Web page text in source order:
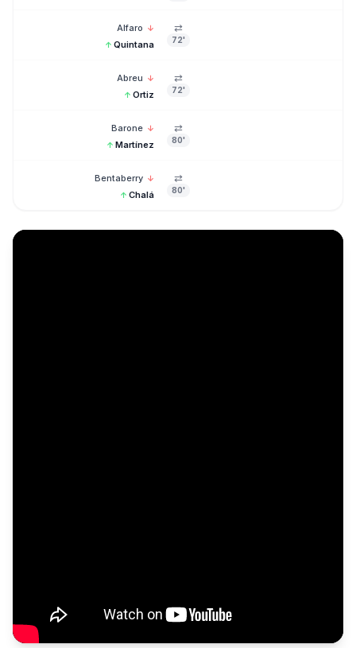
Alfaro ↓
↑ Quintana
⇄
72'
Abreu ↓
↑ Ortiz
⇄
72'
Barone ↓
↑ Martínez
⇄
80'
Bentaberry ↓
↑ Chalá
⇄
80'